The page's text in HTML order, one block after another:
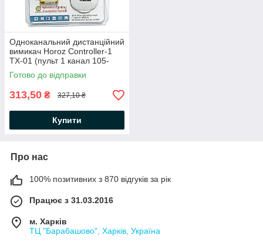
Одноканальний дистанційний
вимикач Horoz Controller-1
TX-01 (пульт 1 канал 105-
001-0001) білий
Готово до відправки
313,50 ₴ 327,10 ₴
Купити
Про нас
100% позитивних з 870 відгуків за рік
Працює з 31.03.2016
м. Харків
ТЦ "Барабашово", Харків, Україна